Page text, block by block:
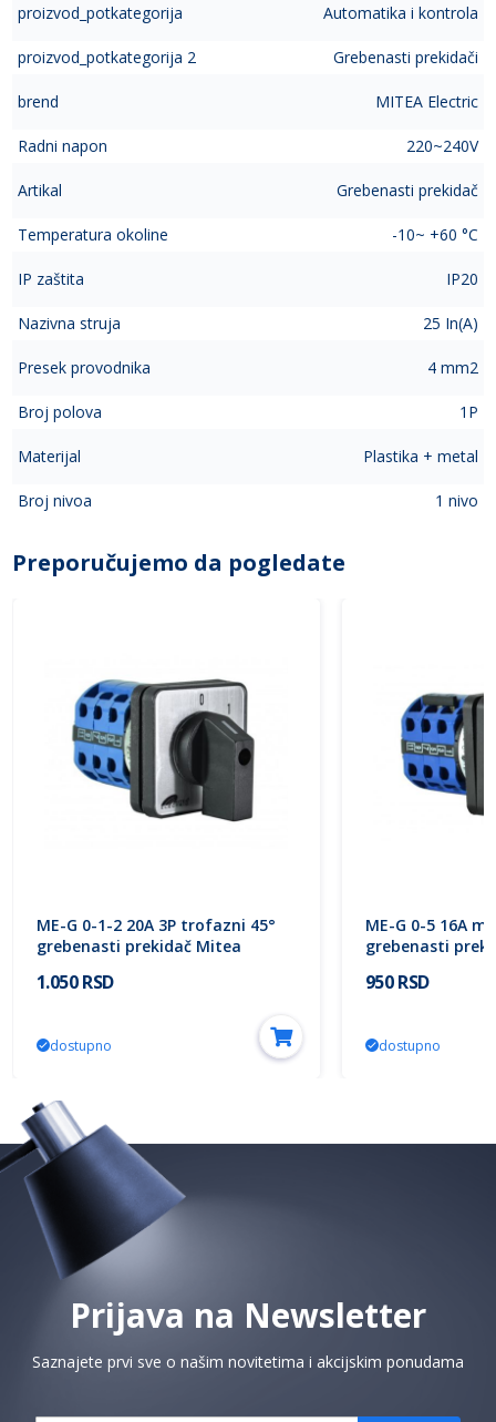
proizvod_potkategorija Automatika i kontrola
proizvod_potkategorija 2 Grebenasti prekidači
brend MITEA Electric
Radni napon 220~240V
Artikal Grebenasti prekidač
Temperatura okoline -10~ +60 °C
IP zaštita IP20
Nazivna struja 25 In(A)
Presek provodnika 4 mm2
Broj polova 1P
Materijal Plastika + metal
Broj nivoa 1 nivo
Preporučujemo da pogledate
ME-G 0-1-2 20A 3P trofazni 45°
grebenasti prekidač Mitea
1.050 RSD
dostupno
ME-G 0-5 16A
grebenasti
950 RSD
dostupno
Prijava na Newsletter
Saznajete prvi sve o našim novitetima i akcijskim ponudama